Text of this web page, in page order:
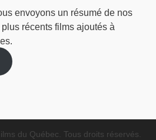
envoyons un résumé de nos
récents films ajoutés à
du Québec. Tous droits réservés.